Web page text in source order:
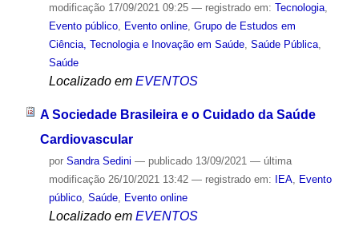
modificação17/09/2021 09:25 — registrado em: Tecnologia,
Evento público, Evento online, Grupo de Estudos em
Ciência, Tecnologia e Inovação em Saúde, Saúde Pública,
Saúde
Localizado em EVENTOS
A Sociedade Brasileira e o Cuidado da Saúde
Cardiovascular
por Sandra Sedini — publicado13/09/2021 — última
modificação26/10/2021 13:42 — registrado em: IEA, Evento
público, Saúde, Evento online
Localizado em EVENTOS